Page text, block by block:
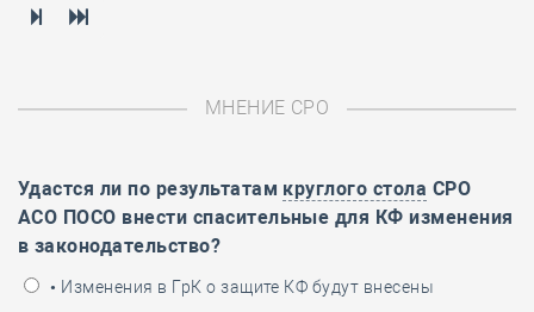
МНЕНИЕ СРО
Удастся ли по результатам круглого стола СРО
АСО ПОСО внести спасительные для КФ изменения
в законодательство?
• Изменения в ГрК о защите КФ будут внесены